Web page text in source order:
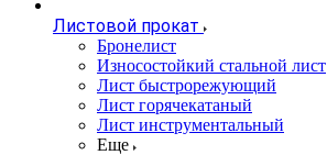
Листовой прокат
Бронелист
Износостойкий стальной лист
Лист быстрорежующий
Лист горячекатаный
Лист инструментальный
Еще